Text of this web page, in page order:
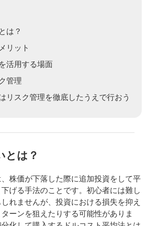
は？
リット
活用する場面
管理
リスク管理を徹底したうえで行おう
とは？
株価が下落した際に追加投資をして平
げる手法のことです。初心者には難し
れませんが、投資における損失を抑え
ーンを狙えたりする可能性がありま